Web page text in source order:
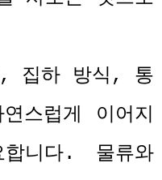
, 집하 방식 , 통
스럽게 이어지
니다. 물류와